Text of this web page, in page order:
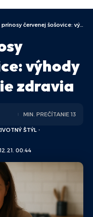
šošovice: výhody výživy a udržanie zdravia
výhody
zdravia
00:44
ŠTÝL
MIN. PREČÍTANIE 13